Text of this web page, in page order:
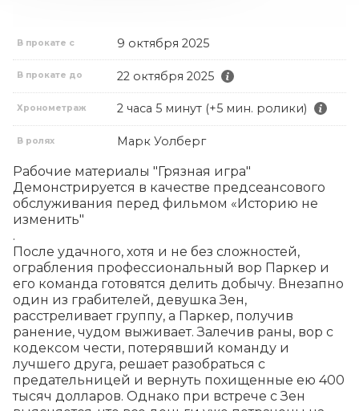
В прокате с 9 октября 2025
В прокате до 22 октября 2025
Хронометраж 2 часа 5 минут (+5 мин. ролики)
В ролях Марк Уолберг
Рабочие материалы "Грязная игра"
Демонстрируется в качестве предсеансового
обслуживания перед фильмом «Историю не
изменить"
.
После удачного, хотя и не без сложностей,
ограбления профессиональный вор Паркер и
его команда готовятся делить добычу. Внезапно
один из грабителей, девушка Зен,
расстреливает группу, а Паркер, получив
ранение, чудом выживает. Залечив раны, вор с
кодексом чести, потерявший команду и
лучшего друга, решает разобраться с
предательницей и вернуть похищенные ею 400
тысяч долларов. Однако при встрече с Зен